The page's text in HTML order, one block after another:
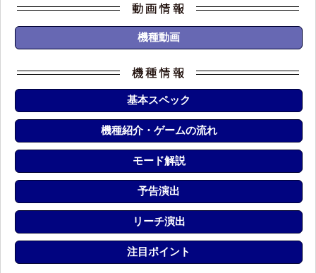
機種動画
基本スペック
機種紹介・ゲームの流れ
モード解説
予告演出
リーチ演出
注目ポイント